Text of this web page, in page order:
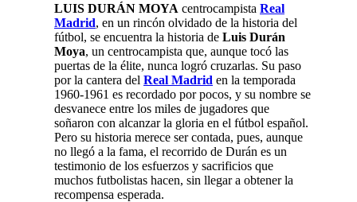
LUIS DURÁN MOYA centrocampista Real
Madrid, en un rincón olvidado de la historia del
fútbol, se encuentra la historia de Luis Durán
Moya, un centrocampista que, aunque tocó las
puertas de la élite, nunca logró cruzarlas. Su paso
por la cantera del Real Madrid en la temporada
1960-1961 es recordado por pocos, y su nombre se
desvanece entre los miles de jugadores que
soñaron con alcanzar la gloria en el fútbol español.
Pero su historia merece ser contada, pues, aunque
no llegó a la fama, el recorrido de Durán es un
testimonio de los esfuerzos y sacrificios que
muchos futbolistas hacen, sin llegar a obtener la
recompensa esperada.